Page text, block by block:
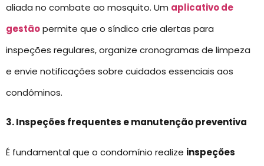
aliada no combate ao mosquito. Um aplicativo de
gestãopermite que o síndico crie alertas para
inspeções regulares, organize cronogramas de limpeza
e envie notificações sobre cuidados essenciais aos
condôminos.
3. Inspeções frequentes e manutenção preventiva
É fundamental que o condomínio realize inspeções